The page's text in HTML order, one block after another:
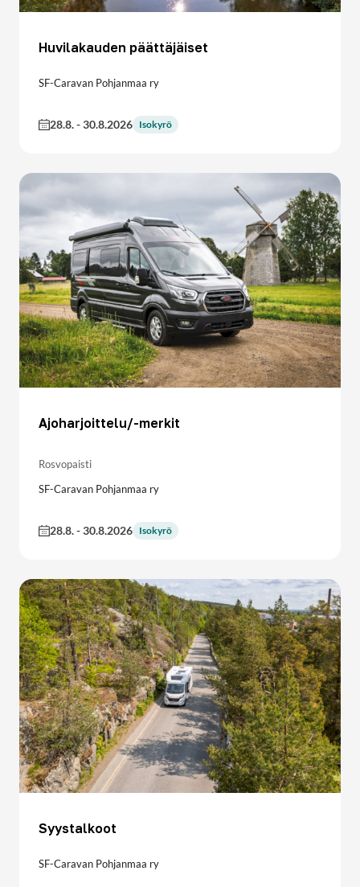
Huvilakauden päättäjäiset
SF-Caravan Pohjanmaa ry
28.8.-30.8.2026 Isokyrö
Ajoharjoittelu/-merkit
Rosvopaisti
SF-Caravan Pohjanmaa ry
28.8.-30.8.2026 Isokyrö
Syystalkoot
SF-Caravan Pohjanmaa ry